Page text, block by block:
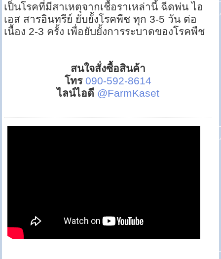
เป็นโรคที่มีสาเหตุจากเชื้อราเหล่านี้ ฉีดพ่น ไอ
เอส สารอินทรีย์ ยับยั้งโรคพืช ทุก 3-5 วัน ต่อ
เนื้อง 2-3 ครั้ง เพื่อยับยั้งการระบาดของโรคพืช
สนใจสั่งซื้อสินค้า
โทร 090-592-8614
ไลน์ไอดี @FarmKaset